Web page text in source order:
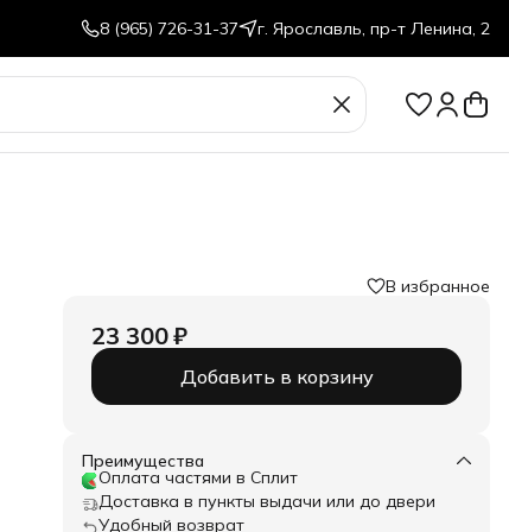
8 (965) 726-31-37 г. Ярославль, пр-т Ленина, 2
В избранное
23 300 ₽
Добавить в корзину
Преимущества
Оплата частями в Сплит
Доставка в пункты выдачи или до двери
Удобный возврат